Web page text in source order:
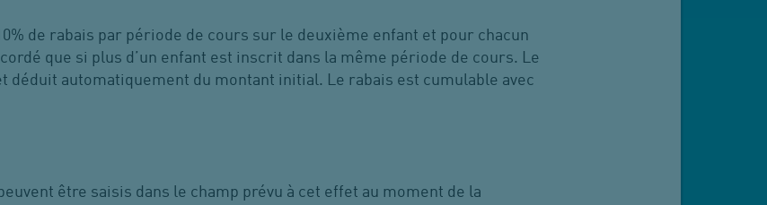
de rabais par période de cours sur le deuxième enfant et pour chacun
que si plus d’un enfant est inscrit dans la même période de cours. Le
déduit automatiquement du montant initial. Le rabais est cumulable avec
être saisis dans le champ prévu à cet effet au moment de la